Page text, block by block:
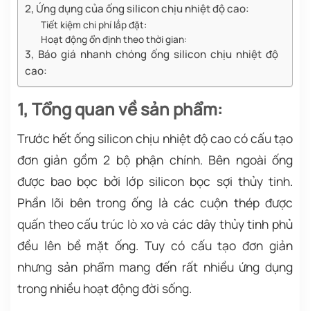
2, Ứng dụng của ống silicon chịu nhiệt độ cao:
Tiết kiệm chi phí lắp đặt:
Hoạt động ổn định theo thời gian:
3, Báo giá nhanh chóng ống silicon chịu nhiệt độ
cao:
1, Tổng quan về sản phẩm:
Trước hết ống silicon chịu nhiệt độ cao có cấu tạo
đơn giản gồm 2 bộ phận chính. Bên ngoài ống
được bao bọc bởi lớp silicon bọc sợi thủy tinh.
Phần lõi bên trong ống là các cuộn thép được
quấn theo cấu trúc lò xo và các dây thủy tinh phủ
đều lên bề mặt ống. Tuy có cấu tạo đơn giản
nhưng sản phẩm mang đến rất nhiều ứng dụng
trong nhiều hoạt động đời sống.